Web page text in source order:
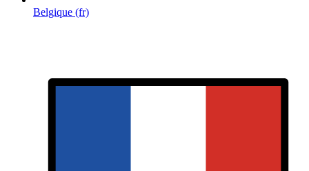
Belgique (fr)